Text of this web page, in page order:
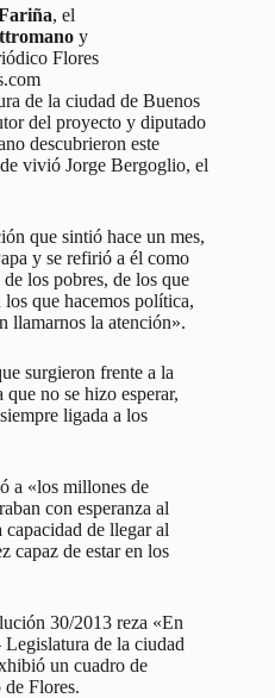
, el
y
Flores
de la ciudad de Buenos
del proyecto y diputado
descubrieron este
vivió Jorge Bergoglio, el
que sintió hace un mes,
y se refirió a él como
los pobres, de los que
que hacemos política,
llamarnos la atención».
surgieron frente a la
no se hizo esperar,
ligada a los
a «los millones de
con esperanza al
de llegar al
capaz de estar en los
30/2013 reza «En
Legislatura de la ciudad
un cuadro de
Flores.